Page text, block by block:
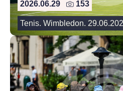
2026.06.29 153
Tenis. Wimbledon.